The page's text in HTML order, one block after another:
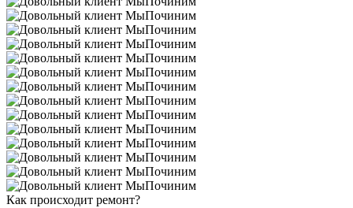
Как происходит ремонт?